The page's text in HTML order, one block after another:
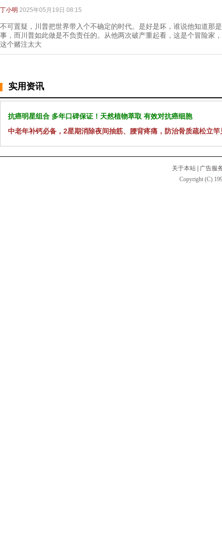
丁小明 2025年05月19日 08:15
不可置疑，川普把世界带入个不确定的时代。是好是坏，谁说他知道那
事，而川普如此做是不负责任的。从他两次破产重起看，这是个冒险家
这个赌注太大
实用资讯
抗癌明星组合 多年口碑保证！天然植物萃取 有效对抗癌细胞
中老年补钙必备，2星期消除夜间抽筋、腰背疼痛，防治骨质疏松立竿
关于本站
广告服
Copyright (C)